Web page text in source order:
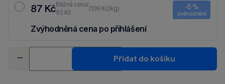
87 KčBěžná cena:
92 Kč
(109 Kč/kg) -5 %
zvýhodnění
Zvýhodněná cena po přihlášení
-
+
Přidat do košíku